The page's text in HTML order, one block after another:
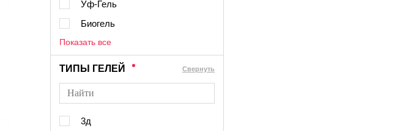
Уф-Гель
Биогель
Показать все
ТИПЫ ГЕЛЕЙ Cвернуть
3д